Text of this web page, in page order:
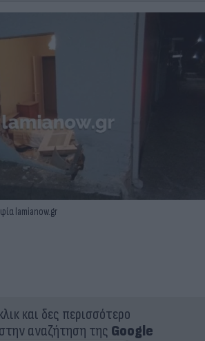
lamianow.gr
και δες περισσότερο
στην αναζήτηση της Google